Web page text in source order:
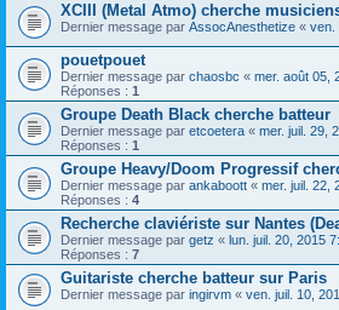
XCIII (Metal Atmo) cherche
Dernier message par AssocAnesthetize « ven.
pouetpouet
Dernier message par chaosbc « mer. août 05,
Réponses : 1
Groupe Death Black cherche batteur
Dernier message par etcoetera « mer. juil. 29,
Réponses : 1
Groupe Heavy/Doom Progressif
Dernier message par ankaboott « mer. juil. 22,
Réponses : 4
Recherche claviériste sur Nantes
Dernier message par getz « lun. juil. 20, 2015
Réponses : 7
Guitariste cherche batteur sur Paris
Dernier message par ingirvm « ven. juil. 10,